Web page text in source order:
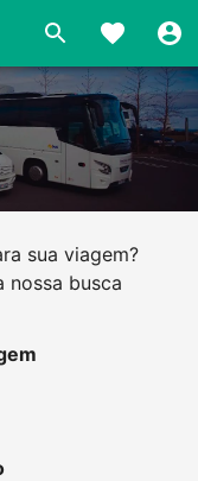
sua viagem?
nossa busca